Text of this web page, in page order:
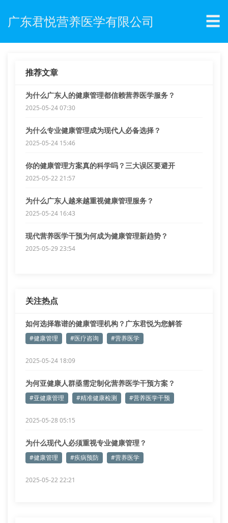
广东君悦营养医学有限公司 ☰
推荐文章
为什么广东人的健康管理都信赖营养医学服务？
2025-05-24 07:30
为什么专业健康管理成为现代人必备选择？
2025-05-24 15:46
你的健康管理方案真的科学吗？三大误区要避开
2025-05-22 21:57
为什么广东人越来越重视健康管理服务？
2025-05-24 16:43
现代营养医学干预为何成为健康管理新趋势？
2025-05-29 23:54
关注热点
如何选择靠谱的健康管理机构？广东君悦为您解答
#健康管理 #医疗咨询 #营养医学
2025-05-24 18:09
为何亚健康人群亟需定制化营养医学干预方案？
#亚健康管理 #精准健康检测 #营养医学干预
2025-05-28 05:15
为什么现代人必须重视专业健康管理？
#健康管理 #疾病预防 #营养医学
2025-05-22 22:21